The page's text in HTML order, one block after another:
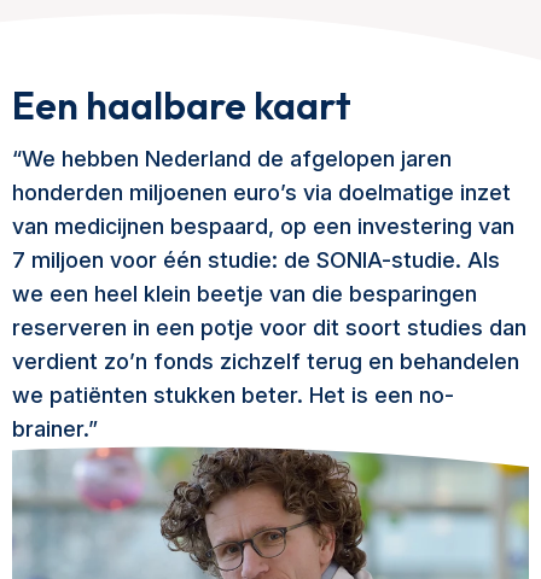
Een haalbare kaart
“We hebben Nederland de afgelopen jaren
honderden miljoenen euro’s via doelmatige inzet
van medicijnen bespaard, op een investering van
7 miljoen voor één studie: de SONIA-studie. Als
we een heel klein beetje van die besparingen
reserveren in een potje voor dit soort studies dan
verdient zo’n fonds zichzelf terug en behandelen
we patiënten stukken beter. Het is een no-
brainer.”